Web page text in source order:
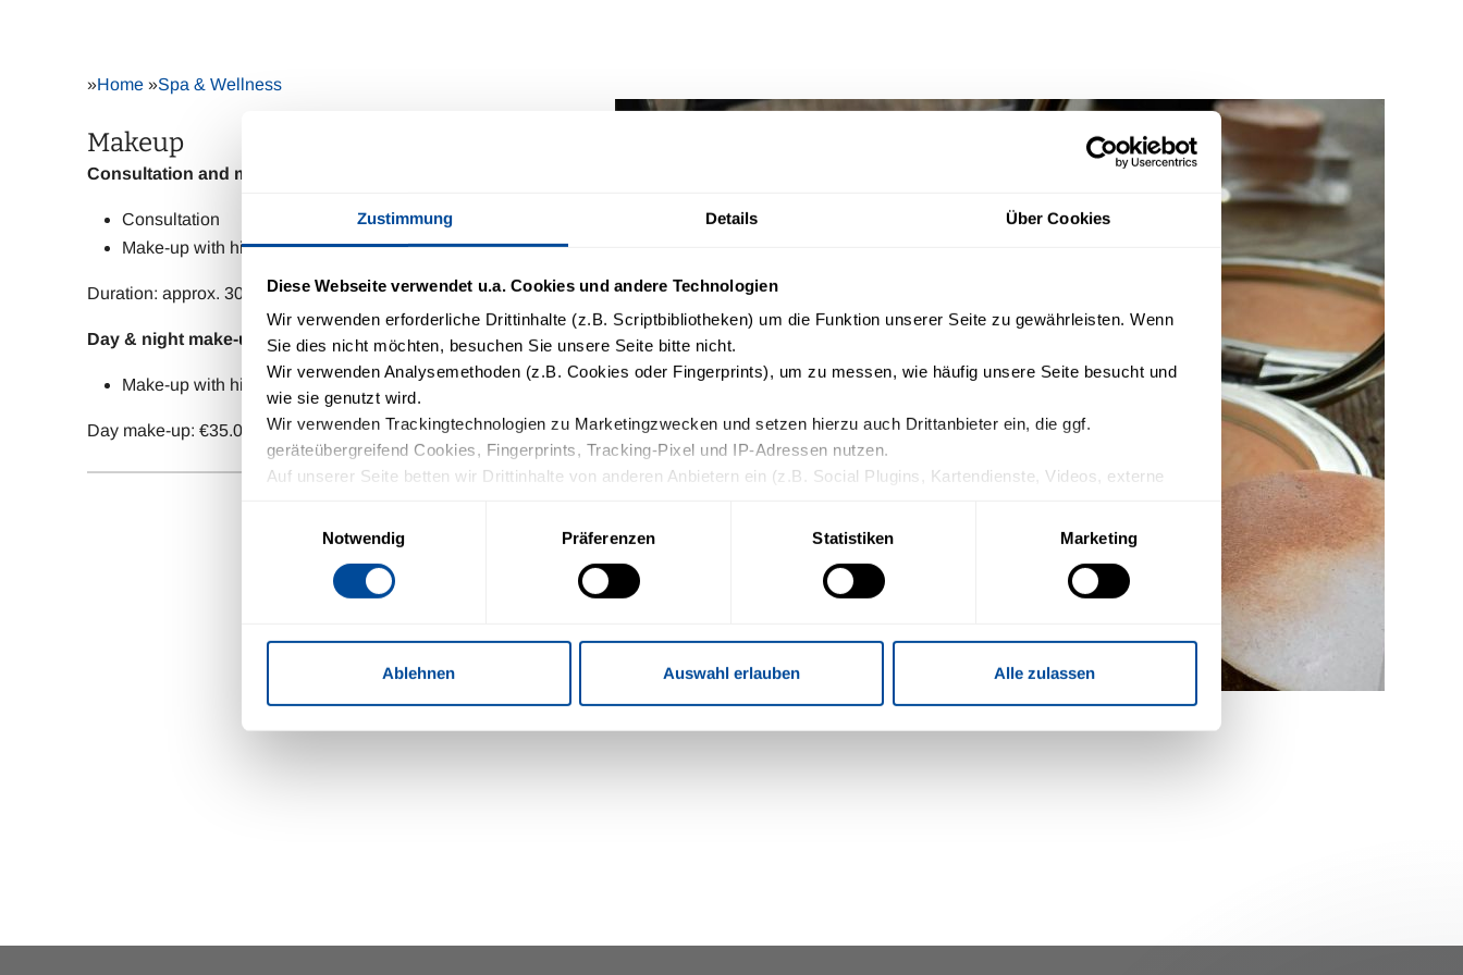
Zustimmung Details Über Cookies
Diese Webseite verwendet u.a. Cookies und andere Technologien
Wir verwenden erforderliche Drittinhalte (z.B. Scriptbibliotheken) um die Funktion unserer Seite zu gewährleisten. Wenn
Sie dies nicht möchten, besuchen Sie unsere Seite bitte nicht.
Wir verwenden Analysemethoden (z.B. Cookies oder Fingerprints), um zu messen, wie häufig unsere Seite besucht und
wie sie genutzt wird.
Wir verwenden Trackingtechnologien zu Marketingzwecken und setzen hierzu auch Drittanbieter ein, die ggf.
geräteübergreifend Cookies, Fingerprints, Tracking-Pixel und IP-Adressen nutzen.
Auf unserer Seite betten wir Drittinhalte von anderen Anbietern ein (z.B. Social Plugins, Kartendienste, Videos, externe
Einfluss.
Zukunft widerrufen. Mehr Informationen finden Sie in unserer Datenschutzerklärung.
Notwendig
Präferenzen Statistiken Marketing
Ablehnen Auswahl erlauben Alle zulassen
»Home »Spa & Wellness
Makeup
Consultation and make-up
Consultation
Make-up with high-quality products
Duration: approx. 30 minutes | Price: €60.00
Day & night make-up
Make-up with high-quality products
Day make-up: €35.00